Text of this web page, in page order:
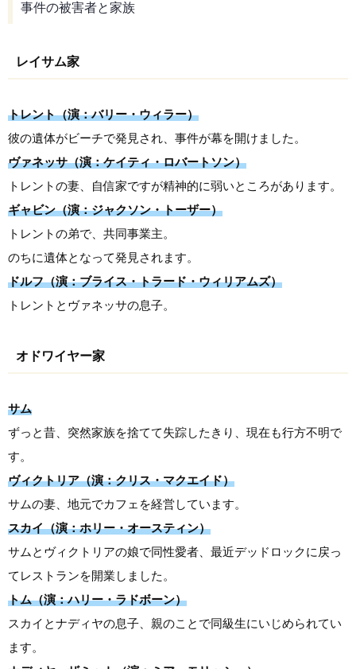
事件の被害者と家族
レイサム家
トレント（演：バリー・ウィラー）
彼の遺体がビーチで発見され、事件が幕を開けました。
ヴァネッサ（演：ケイティ・ロバートソン）
トレントの妻、自信家ですが精神的に弱いところがあります。
ギャビン（演：ジャクソン・トーザー）
トレントの弟で、共同事業主。
のちに遺体となって発見されます。
ドルフ（演：ブライス・トラード・ウィリアムズ）
トレントとヴァネッサの息子。
オドワイヤー家
サム
ずっと昔、突然家族を捨てて失踪したきり、現在も行方不明で
す。
ヴィクトリア（演：クリス・マクエイド）
サムの妻、地元でカフェを経営しています。
スカイ（演：ホリー・オースティン）
サムとヴィクトリアの娘で同性愛者、最近デッドロックに戻っ
てレストランを開業しました。
トム（演：ハリー・ラドボーン）
スカイとナディヤの息子、親のことで同級生にいじめられてい
ます。